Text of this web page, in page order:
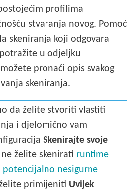
profilima
stvaranja novog. Pomoć
skeniranja koji odgovara
u odjeljku
pronaći opis svakog
skeniranja.
da želite stvoriti vlastiti
i djelomično vam
Skenirajte svoje
želite skenirati runtime
potencijalno nesigurne
primijeniti Uvijek